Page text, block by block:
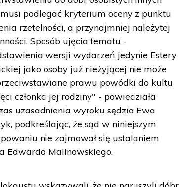
podlegać kryterium oceny z punktu
rzetelności, a przynajmniej należytej
Sposób ujęcia tematu -
wersji wydarzeń jedynie Estery
jako osoby już nieżyjącej nie może
prawu powódki do kultu
członka jej rodziny" - powiedziała
uzasadnienia wyroku sędzia Ewa
podkreślając, że sąd w niniejszym
nie zajmował się ustalaniem
Edwarda Malinowskiego.